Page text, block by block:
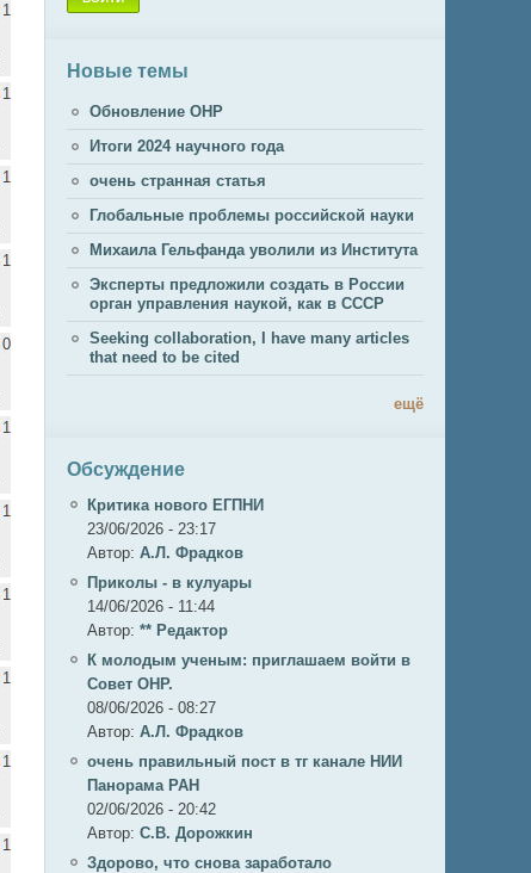
1
1
1
1
0
1
1
1
1
1
1
Новые темы
Обновление ОНР
Итоги 2024 научного года
очень странная статья
Глобальные проблемы российской науки
Михаила Гельфанда уволили из Института
Эксперты предложили создать в России
орган управления наукой, как в СССР
Seeking collaboration, I have many articles
that need to be cited
ещё
Обсуждение
Критика нового ЕГПНИ
23/06/2026 - 23:17
Автор: А.Л. Фрадков
Приколы - в кулуары
14/06/2026 - 11:44
Автор: ** Редактор
К молодым ученым: приглашаем войти в
Совет ОНР.
08/06/2026 - 08:27
Автор: А.Л. Фрадков
очень правильный пост в тг канале НИИ
Панорама РАН
02/06/2026 - 20:42
Автор: С.В. Дорожкин
Здорово, что снова заработало